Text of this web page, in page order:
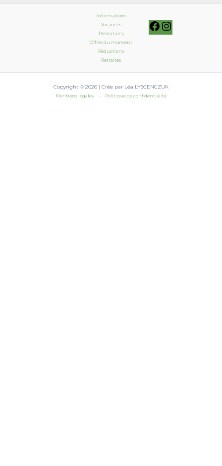
Informations
Vacances
Prestations
Offres du moment
Réductions
Retraités
Copyright © 2026 | Crée par Léa LYSCENCZUK
Mentions légales - Politique de confidentialité